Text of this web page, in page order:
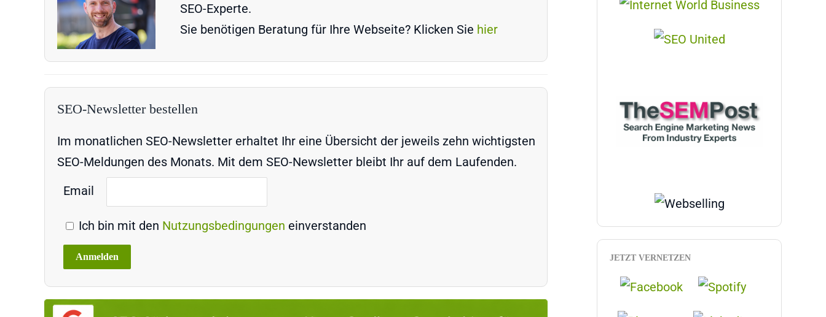
SEO-Experte.
Sie benötigen Beratung für Ihre Webseite? Klicken Sie hier
SEO-Newsletter bestellen
Im monatlichen SEO-Newsletter erhaltet Ihr eine Übersicht der jeweils zehn wichtigsten
SEO-Meldungen des Monats. Mit dem SEO-Newsletter bleibt Ihr auf dem Laufenden.
Email
Ich bin mit den Nutzungsbedingungen einverstanden
JETZT VERNETZEN